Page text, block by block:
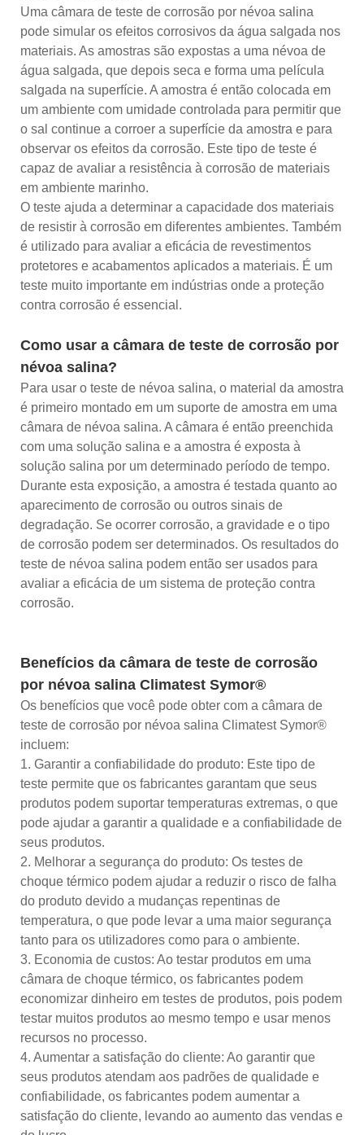
Uma câmara de teste de corrosão por névoa salina
pode simular os efeitos corrosivos da água salgada nos
materiais. As amostras são expostas a uma névoa de
água salgada, que depois seca e forma uma película
salgada na superfície. A amostra é então colocada em
um ambiente com umidade controlada para permitir que
o sal continue a corroer a superfície da amostra e para
observar os efeitos da corrosão. Este tipo de teste é
capaz de avaliar a resistência à corrosão de materiais
em ambiente marinho.
O teste ajuda a determinar a capacidade dos materiais
de resistir à corrosão em diferentes ambientes. Também
é utilizado para avaliar a eficácia de revestimentos
protetores e acabamentos aplicados a materiais. É um
teste muito importante em indústrias onde a proteção
contra corrosão é essencial.
Como usar a câmara de teste de corrosão por
névoa salina?
Para usar o teste de névoa salina, o material da amostra
é primeiro montado em um suporte de amostra em uma
câmara de névoa salina. A câmara é então preenchida
com uma solução salina e a amostra é exposta à
solução salina por um determinado período de tempo.
Durante esta exposição, a amostra é testada quanto ao
aparecimento de corrosão ou outros sinais de
degradação. Se ocorrer corrosão, a gravidade e o tipo
de corrosão podem ser determinados. Os resultados do
teste de névoa salina podem então ser usados ​​para
avaliar a eficácia de um sistema de proteção contra
corrosão.
Benefícios da câmara de teste de corrosão
por névoa salina Climatest Symor®
Os benefícios que você pode obter com a câmara de
teste de corrosão por névoa salina Climatest Symor®
incluem:
1. Garantir a confiabilidade do produto: Este tipo de
teste permite que os fabricantes garantam que seus
produtos podem suportar temperaturas extremas, o que
pode ajudar a garantir a qualidade e a confiabilidade de
seus produtos.
2. Melhorar a segurança do produto: Os testes de
choque térmico podem ajudar a reduzir o risco de falha
do produto devido a mudanças repentinas de
temperatura, o que pode levar a uma maior segurança
tanto para os utilizadores como para o ambiente.
3. Economia de custos: Ao testar produtos em uma
câmara de choque térmico, os fabricantes podem
economizar dinheiro em testes de produtos, pois podem
testar muitos produtos ao mesmo tempo e usar menos
recursos no processo.
4. Aumentar a satisfação do cliente: Ao garantir que
seus produtos atendam aos padrões de qualidade e
confiabilidade, os fabricantes podem aumentar a
satisfação do cliente, levando ao aumento das vendas e